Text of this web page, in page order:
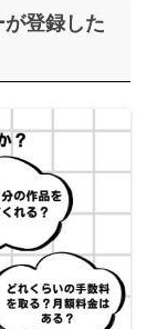
登録した